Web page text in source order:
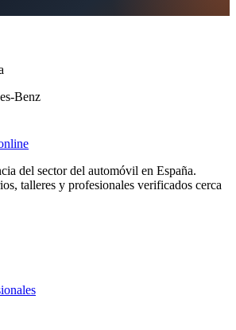
Benz
del sector del automóvil en España.
talleres y profesionales verificados cerca